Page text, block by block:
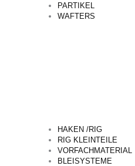
PARTIKEL
WAFTERS
HAKEN /RIG
RIG KLEINTEILE
VORFACHMATERIAL
BLEISYSTEME